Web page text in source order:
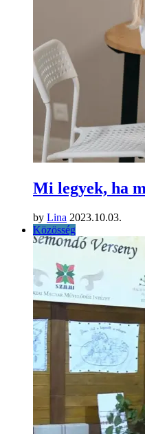
Mi legyek, ha
by Lina 2023.10.03.
Közösség